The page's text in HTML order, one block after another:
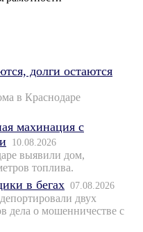
долги остаются
в Краснодаре
махинация с
10.08.2026
выявили дом,
топлива.
в бегах 07.08.2026
двух
дела о мошенничестве с